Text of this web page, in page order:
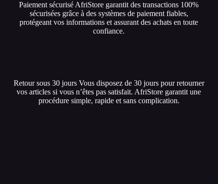
Paiement sécurisé AfriStore garantit des transactions 100%
sécurisées grâce à des systèmes de paiement fiables,
protégeant vos informations et assurant des achats en toute
confiance.
Retour sous 30 jours Vous disposez de 30 jours pour retourner
vos articles si vous n’êtes pas satisfait. AfriStore garantit une
procédure simple, rapide et sans complication.